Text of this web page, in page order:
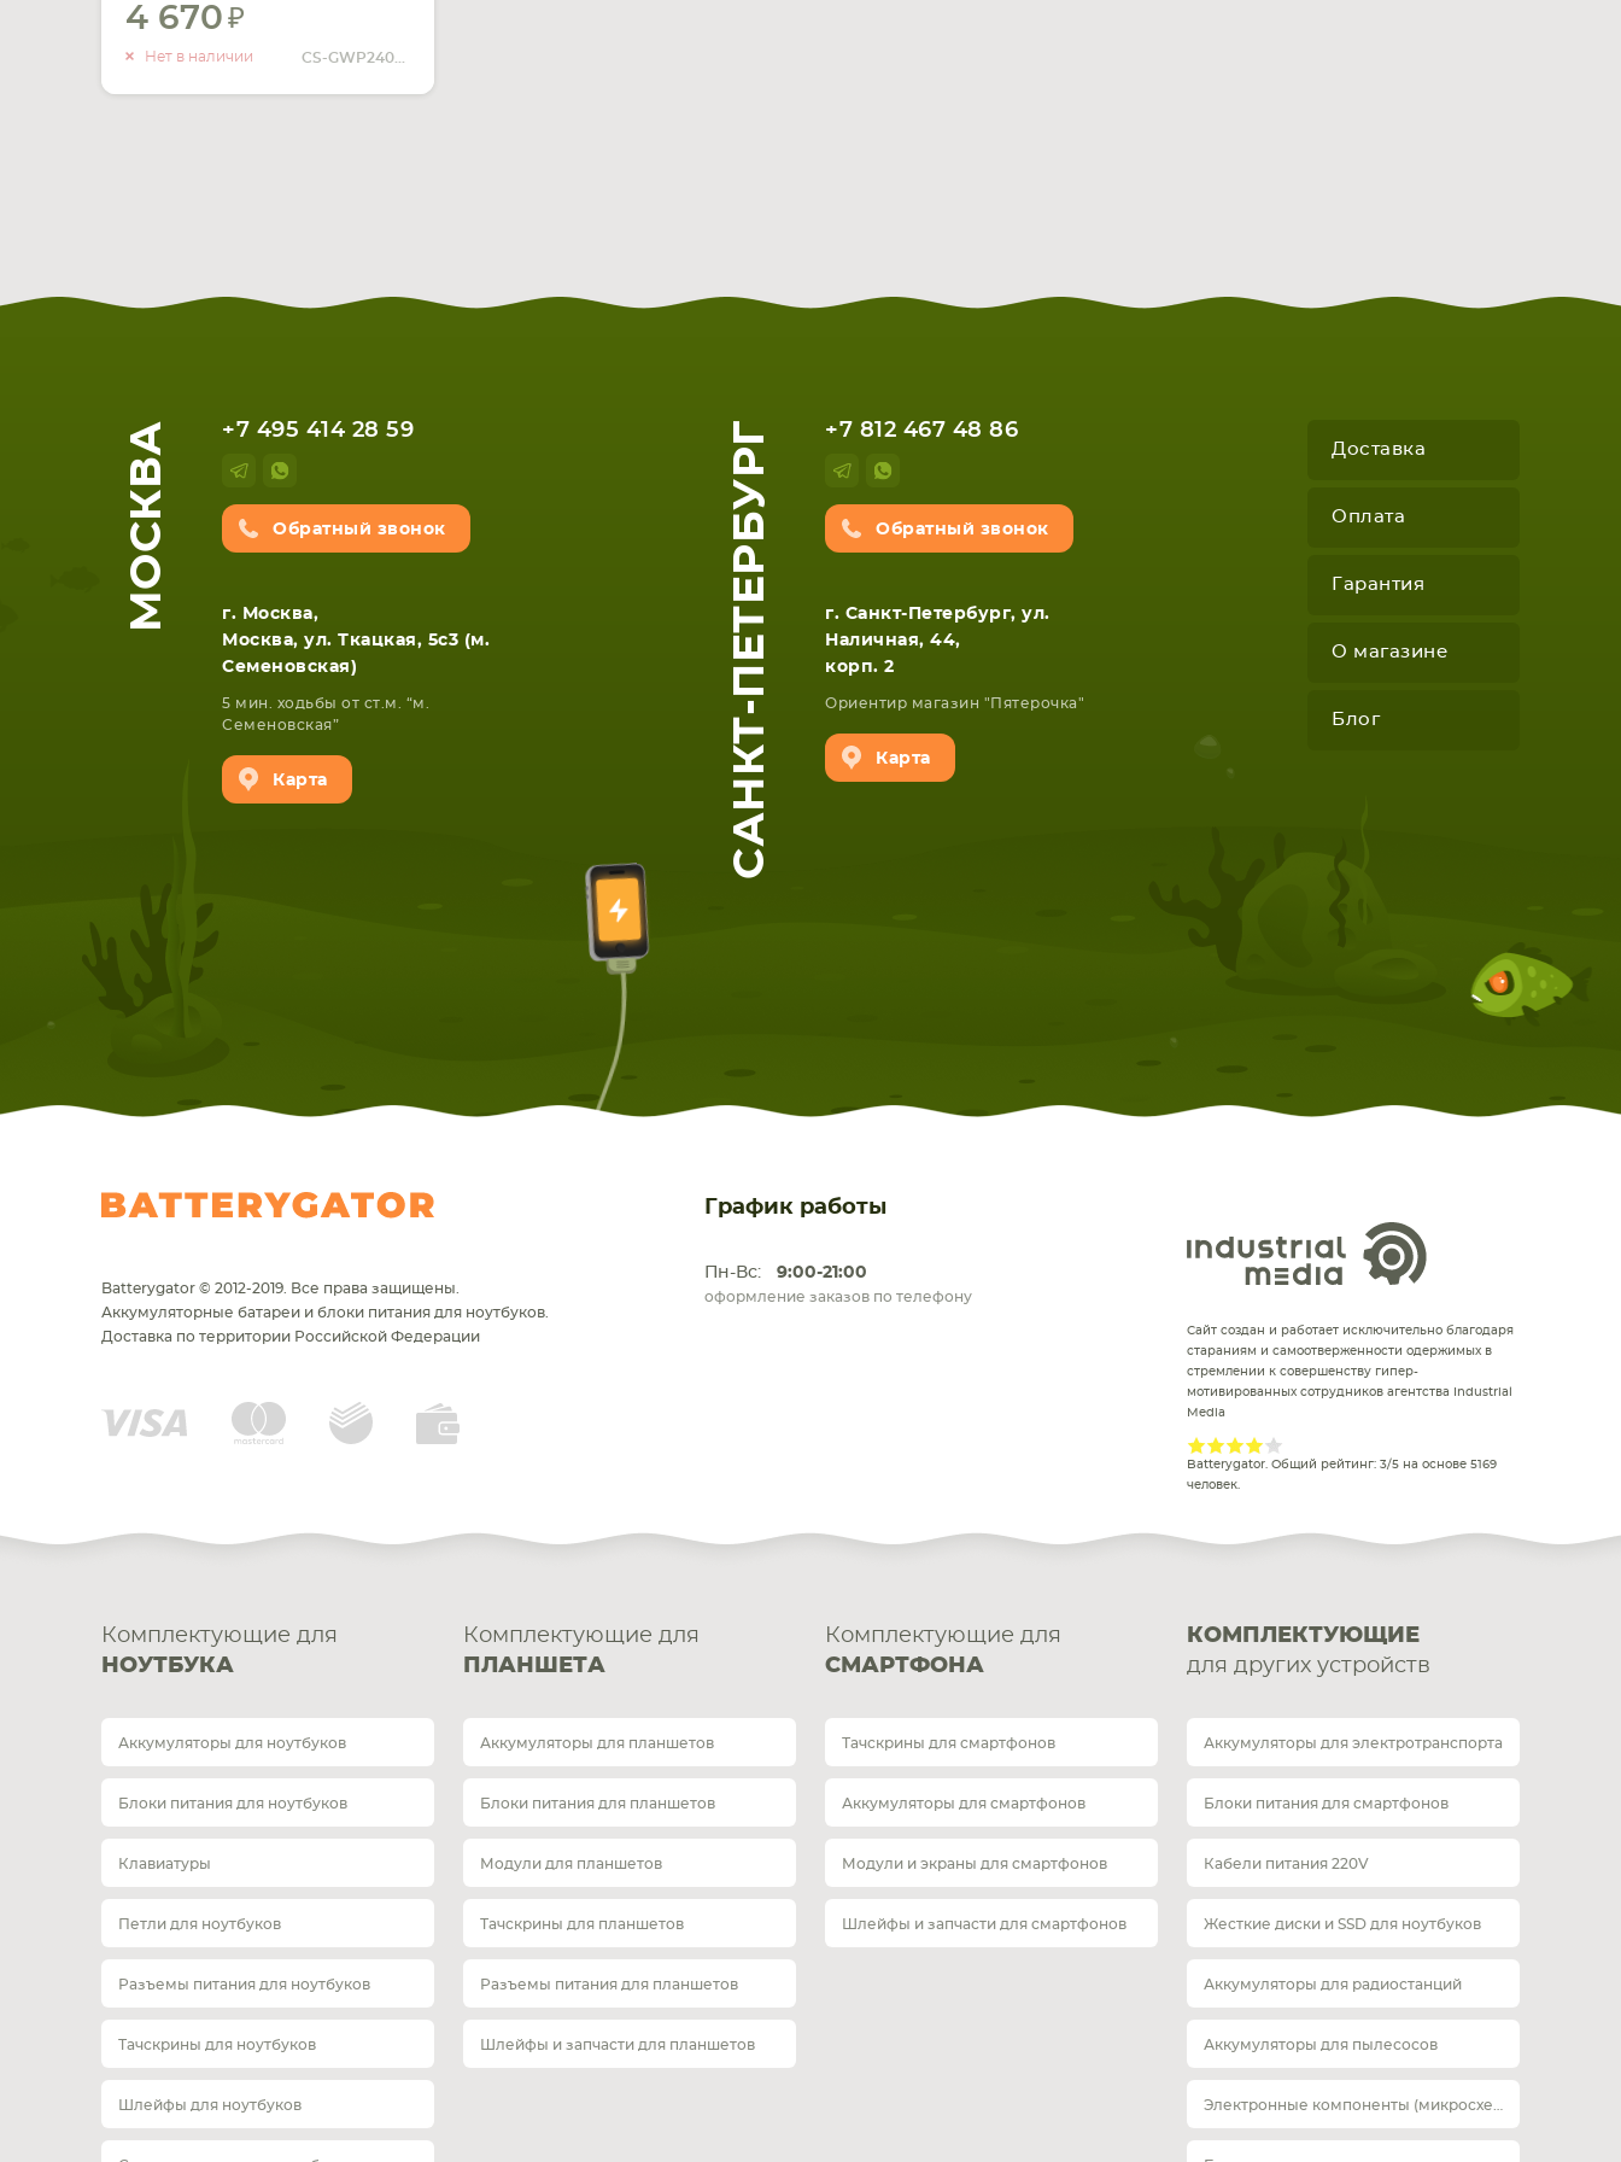
4 670
Нет в наличии
О НАЛИЧИИ
МОСКВА +7 495 414 28 59
Обратный звонок
г. Москва,
Москва, ул. Ткацкая, 5с3 (м.
Семеновская)
5 мин. ходьбы от ст.м. “м.
Семеновская”
Карта САНКТ-ПЕТЕРБУРГ +7 812 467 48 86
Обратный звонок
г. Санкт-Петербург, ул.
Наличная, 44,
корп. 2
Ориентир магазин "Пятерочка"
Карта
Доставка
Оплата
Гарантия
О магазине
Блог
График работы
Пн-Вс: 9:00-21:00
оформление заказов по телефону
Batterygator © 2012-2019. Все права защищены.
Аккумуляторные батареи и блоки питания для ноутбуков.
Доставка по территории Российской Федерации
Сайт создан и работает исключительно благодаря
стараниям и самоотверженности одержимых в
стремлении к совершенству гипер-
мотивированных сотрудников агентства Industrial
Media
Batterygator. Общий рейтинг: 3/5 на основе 5169
человек.
Комплектующие для
НОУТБУКА
Аккумуляторы для ноутбуков
Блоки питания для ноутбуков
Клавиатуры
Петли для ноутбуков
Разъемы питания для ноутбуков
Тачскрины для ноутбуков
Шлейфы для ноутбуков
Комплектующие для
ПЛАНШЕТА
Аккумуляторы для планшетов
Блоки питания для планшетов
Модули для планшетов
Тачскрины для планшетов
Разъемы питания для планшетов
Шлейфы и запчасти для планшетов
Комплектующие для
СМАРТФОНА
Тачскрины для смартфонов
Аккумуляторы для смартфонов
Модули и экраны для смартфонов
Шлейфы и запчасти для смартфонов
КОМПЛЕКТУЮЩИЕ
для других устройств
Аккумуляторы для электротранспорта
Блоки питания для смартфонов
Кабели питания 220V
Жесткие диски и SSD для ноутбуков
Аккумуляторы для радиостанций
Аккумуляторы для пылесосов